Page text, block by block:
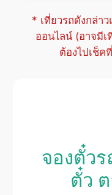
* เที่ยวรถดังกล่า
ออนไลน์ (อาจมีเ
ต้องไปเช็
จองตั๋ว
ตั๋ว